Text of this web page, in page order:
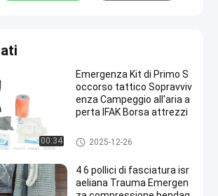
00:34
Emergenza Kit di Primo S
occorso tattico Sopravviv
enza Campeggio all'aria a
perta IFAK Borsa attrezzi
Kit di pronto soccorso tattico
2025-12-26
4 6 pollici di fasciatura isr
aeliana Trauma Emergen